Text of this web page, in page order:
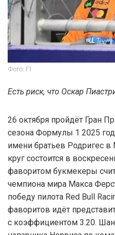
Фото: F1
Есть риск, что Оскар
26 октября пройдёт Гран
сезона Формулы 1 2025
имени братьев Родригес
круг состоится в
фаворитом букмекеры
чемпиона мира Макса
победу пилота Red Bull
фаворитов идёт
с коэффициентом 3.20.